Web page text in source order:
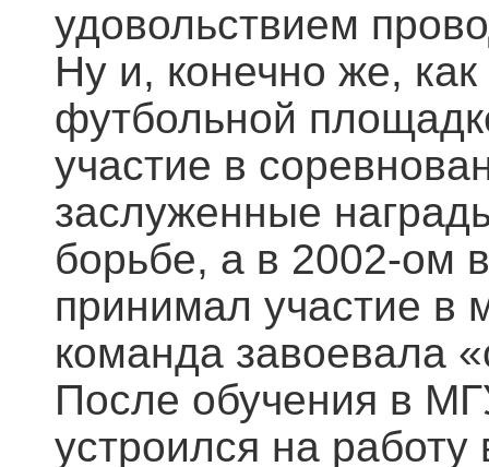
удовольствием
Ну и, конечно же,
футбольной
участие в
заслуженные
борьбе, а в 2002-ом
принимал участие в
команда завоевала
После обучения в
устроился на